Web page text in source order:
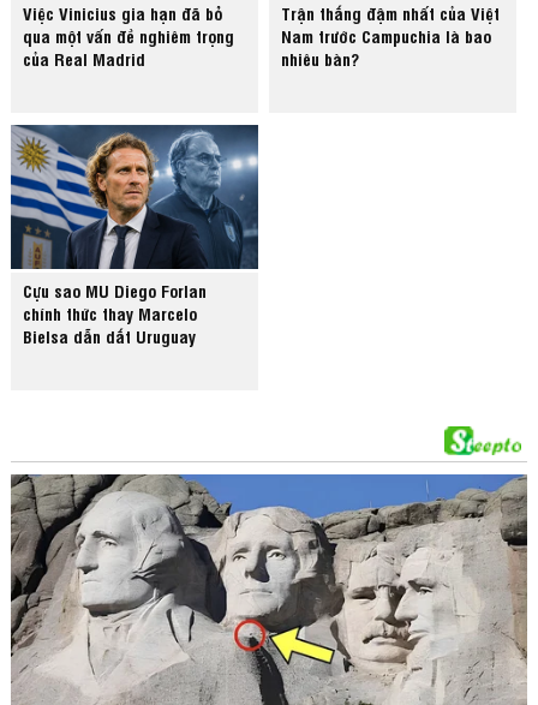
Việc Vinicius gia hạn đã bỏ
qua một vấn đề nghiêm trọng
của Real Madrid
Trận thắng đậm nhất của Việt
Nam trước Campuchia là bao
nhiêu bàn?
Cựu sao MU Diego Forlan
chính thức thay Marcelo
Bielsa dẫn dắt Uruguay